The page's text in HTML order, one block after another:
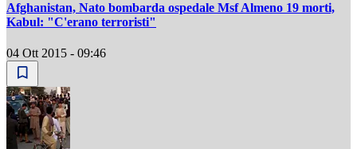
Afghanistan, Nato bombarda ospedale Msf Almeno 19 morti,
Kabul: "C'erano terroristi"
04 Ott 2015 - 09:46